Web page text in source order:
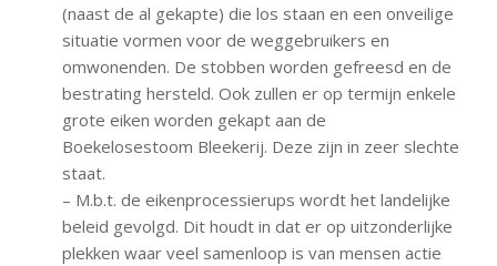
(naast de al gekapte) die los staan en een onveilige
situatie vormen voor de weggebruikers en
omwonenden. De stobben worden gefreesd en de
bestrating hersteld. Ook zullen er op termijn enkele
grote eiken worden gekapt aan de
Boekelosestoom Bleekerij. Deze zijn in zeer slechte
staat.
– M.b.t. de eikenprocessierups wordt het landelijke
beleid gevolgd. Dit houdt in dat er op uitzonderlijke
plekken waar veel samenloop is van mensen actie